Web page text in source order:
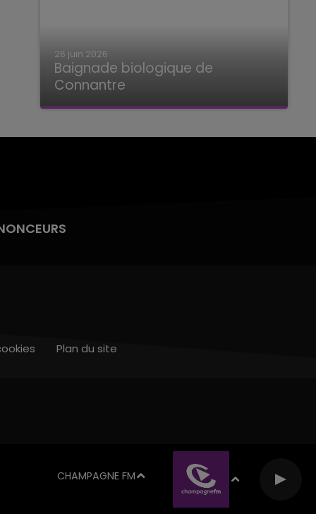
26 juin 2026
Baignade biologique de
Connantre
Baignade biologique de Connantre
CHAMPAGNE FM
Plan du site